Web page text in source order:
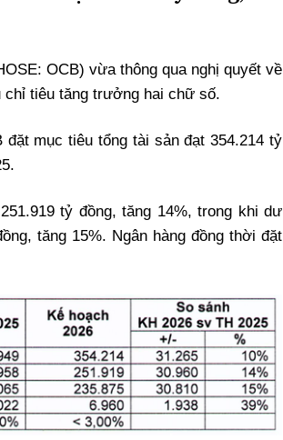
OCB) vừa thông qua nghị quyết về
chỉ tiêu tăng trưởng hai chữ số.
mục tiêu tổng tài sản đạt 354.214 tỷ
tỷ đồng, tăng 14%, trong khi dư
tăng 15%. Ngân hàng đồng thời đặt